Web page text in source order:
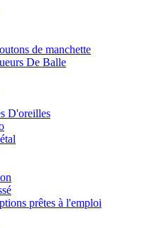
de manchette
De Balle
D'oreilles
prêtes à l'emploi